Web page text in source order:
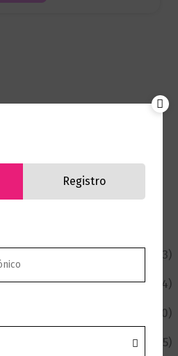
(53)
(4)
(230)
(75)
Registro